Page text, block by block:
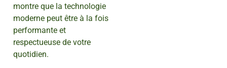
montre que la technologie
moderne peut être à la fois
performante et
respectueuse de votre
quotidien.